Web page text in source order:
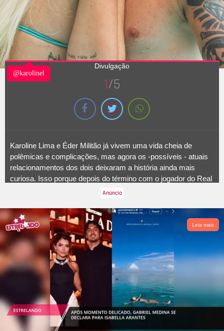
@karolinel
Divulgação
1/5
Karoline Lima e Éder Militão já vivem uma vida cheia de
polêmicas e complicações, mas agora os -possíveis - atuais
relacionamentos dos dois deixaram a história ainda mais
curiosa. Isso porque depois do término com o jogador do Real
se envolveu com algumas pessoas, mas no
também atleta de futebol. Até aí, tudo estava indo bem, mas
uma supostaaffairfoi apontada para seu ex: Tainá Castro, que
também já foi casada com o zagueiro do Flamengo. Entenda
melhor essa história a seguir!
Leia mais